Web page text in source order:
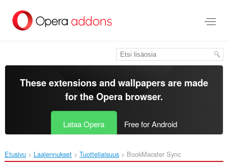
pääsisältöön
These extensions and wallpapers are made
for theOpera browser.
Lataa Opera Free for Android
Etusivu Laajennukset Tuotteliaisuus BookMacster Sync‎